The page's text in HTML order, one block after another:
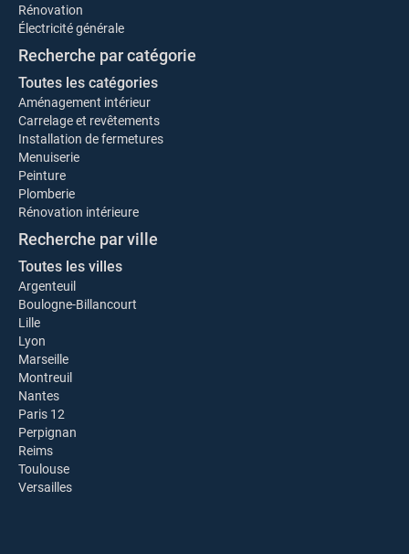
Rénovation
Électricité générale
Recherche par catégorie
Toutes les catégories
Aménagement intérieur
Carrelage et revêtements
Installation de fermetures
Menuiserie
Peinture
Plomberie
Rénovation intérieure
Recherche par ville
Toutes les villes
Argenteuil
Boulogne-Billancourt
Lille
Lyon
Marseille
Montreuil
Nantes
Paris 12
Perpignan
Reims
Toulouse
Versailles